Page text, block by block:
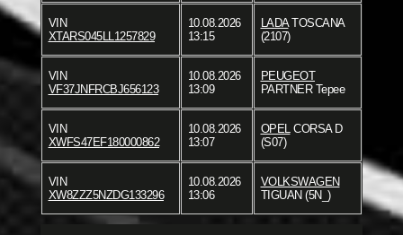
VIN
XTARS045LL1257829
10.08.2026
13:15
LADATOSCANA
(2107)
VIN
VF37JNFRCBJ656123
10.08.2026
13:09
PEUGEOT
PARTNER Tepee
VIN
XWFS47EF180000862
10.08.2026
13:07
OPEL
CORSA D
(S07)
VIN
XW8ZZZ5NZDG133296
10.08.2026
13:06
VOLKSWAGEN
TIGUAN (5N_)